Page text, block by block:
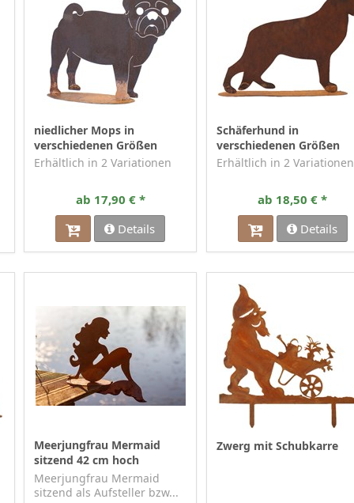
niedlicher Mops in
verschiedenen Größen
Erhältlich in 2 Variationen
ab 17,90 € *
Details
Schäferhund in
verschiedenen Größen
Erhältlich in 2 Variationen
ab 18,50 € *
Details
Meerjungfrau Mermaid
sitzend 42 cm hoch
Meerjungfrau Mermaid
sitzend als Aufsteller bzw...
Zwerg mit Schubkarre